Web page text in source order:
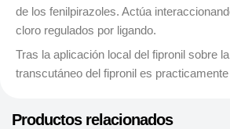
de los fenilpirazoles. Actúa
cloro regulados por ligando.
Tras la aplicación local del fipronil sobre
transcutáneo del fipronil es practicamente
Productos relacionados